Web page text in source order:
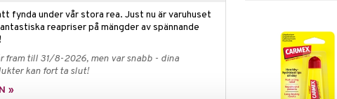
fynda under vår stora rea. Just nu är varuhuset
reapriser på mängder av spännande
fram till 31/8-2026, men var snabb - dina
kan fort ta slut!
»